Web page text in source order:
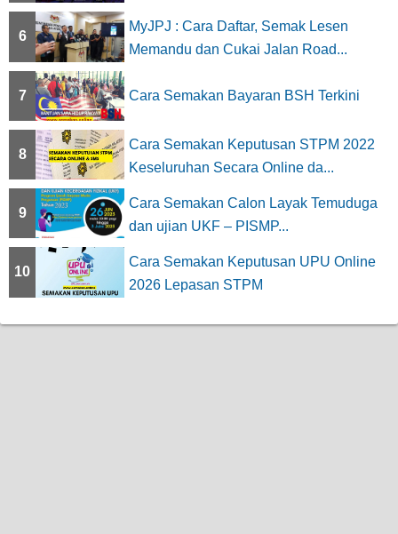
6
MyJPJ : Cara Daftar, Semak Lesen
Memandu dan Cukai Jalan Road...
7 Cara Semakan Bayaran BSH Terkini
8
Cara Semakan Keputusan STPM 2022
Keseluruhan Secara Online da...
9
Cara Semakan Calon Layak Temuduga
dan ujian UKF – PISMP...
10
Cara Semakan Keputusan UPU Online
2026 Lepasan STPM